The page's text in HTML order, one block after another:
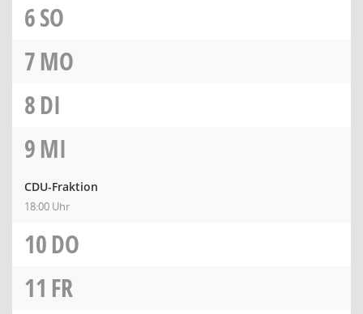
6SO
7MO
8DI
9MI
CDU-Fraktion
18:00 Uhr
10DO
11 FR